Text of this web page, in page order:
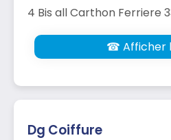
4 Bis all Carthon Ferriere
☎ Afficher
Dg Coiffure